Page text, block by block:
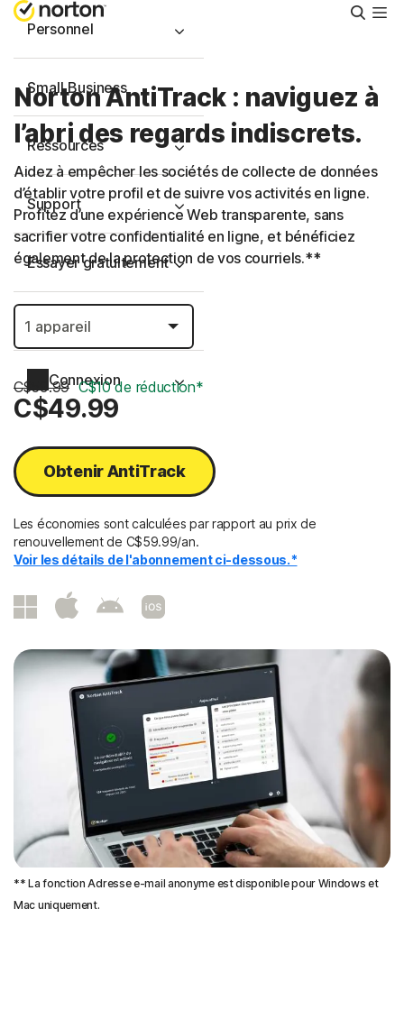
Personnel
Small Business
Ressources
Support
Essayer gratuitement
Canada
Connexion
Norton AntiTrack : naviguez à
l’abri des regards indiscrets.
Aidez à empêcher les sociétés de collecte de données
d’établir votre profil et de suivre vos activités en ligne.
Profitez d’une expérience Web transparente, sans
sacrifier votre confidentialité en ligne, et bénéficiez
également de la protection de vos courriels.**
C$59.99 C$10 de réduction*
C$49.99
Obtenir AntiTrack
Les économies sont calculées par rapport au prix de
renouvellement de C$59.99/an.
Voir les détails de l'abonnement ci-dessous.*
** La fonction Adresse e-mail anonyme est disponible pour Windows et
Mac uniquement.